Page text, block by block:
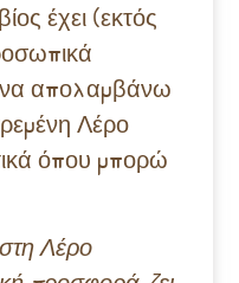
έχει (εκτός
απολαμβάνω
Λέρο
όπου μπορώ
Λέρο